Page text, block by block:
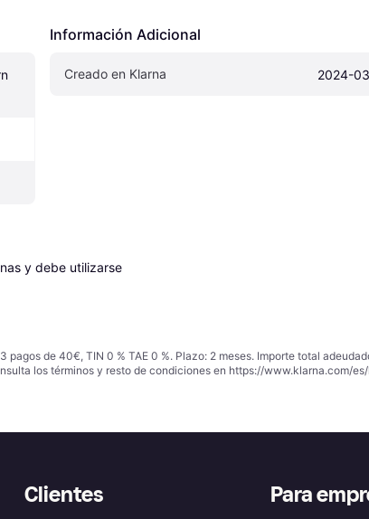
Información Adicional
Creado en Klarna 2024-
y debe utilizarse
de 40€, TIN 0 % TAE 0 %. Plazo: 2 meses. Importe total
los términos y resto de condiciones en https://www.klarna.com/
Clientes Para